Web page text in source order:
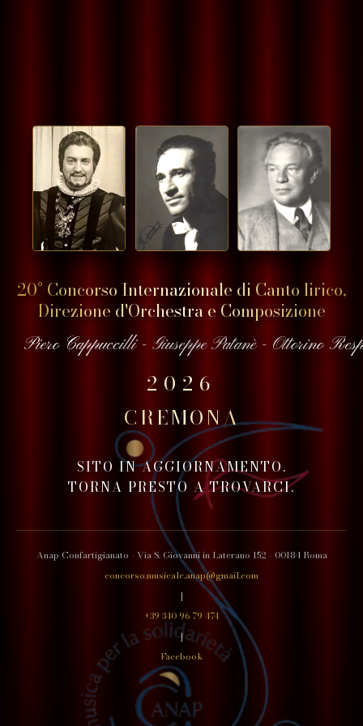
20° Concorso Internazionale di Canto lirico,
Direzione d'Orchestra e Composizione
Piero Cappuccilli - Giuseppe Patanè - Ottorino
2026
CREMONA
SITO IN AGGIORNAMENTO.
TORNA PRESTO A TROVARCI.
Anap Confartigianato - Via S. Giovanni in Laterano 152 - 00184 Roma
concorso.musicale.anap@gmail.com
|
+39 340 96 79 474
|
Facebook